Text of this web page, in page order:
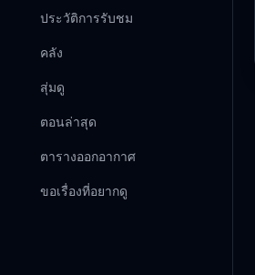
ประวัติการรับชม
คลัง
สุ่มดู
ตอนล่าสุด
ตารางออกอากาศ
ขอเรื่องที่อยากดู